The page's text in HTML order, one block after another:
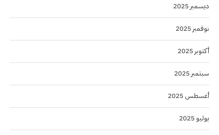
ديسمبر 2025
نوفمبر 2025
أكتوبر 2025
سبتمبر 2025
أغسطس 2025
يوليو 2025